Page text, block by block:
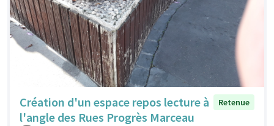
Création d'un espace repos lecture à
l'angle des Rues Progrès Marceau
Retenue